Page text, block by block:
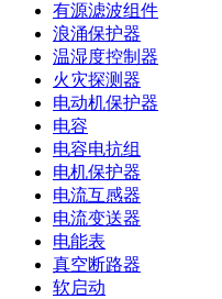
有源滤波组件
浪涌保护器
温湿度控制器
火灾探测器
电动机保护器
电容
电容电抗组
电机保护器
电流互感器
电流变送器
电能表
真空断路器
软启动